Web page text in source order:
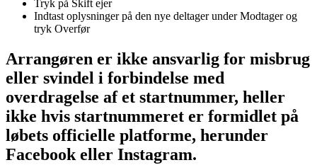
Tryk på Skift ejer
Indtast oplysninger på den nye deltager under Modtager og
tryk Overfør
Arrangøren er ikke ansvarlig for misbrug
eller svindel i forbindelse med
overdragelse af et startnummer, heller
ikke hvis startnummeret er formidlet på
løbets officielle platforme, herunder
Facebook eller Instagram.